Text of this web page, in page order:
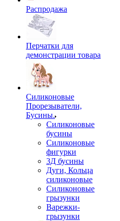
Распродажа
Перчатки для
демонстрации товара
Силиконовые
Прорезыватели,
Бусины.
Силиконовые
бусины
Силиконовые
фигурки
3Д бусины
Дуги, Кольца
силиконовые
Силиконовые
грызунки
Варежки-
грызунки